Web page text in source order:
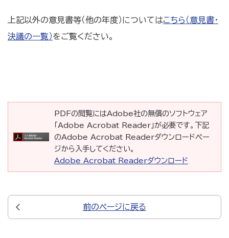
上記以外の意見書等（他の年度）についてはこちら（意見書・
決議の一覧）をご覧ください。
PDFの閲覧にはAdobe社の無償のソフトウェア
「Adobe Acrobat Reader」が必要です。下記
のAdobe Acrobat Readerダウンロードペー
ジから入手してください。
Adobe Acrobat Readerダウンロード
前のページに戻る